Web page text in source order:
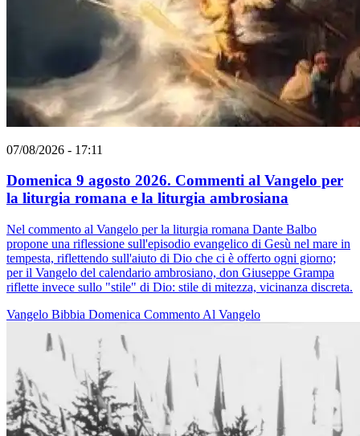
07/08/2026 - 17:11
Domenica 9 agosto 2026. Commenti al Vangelo per
la liturgia romana e la liturgia ambrosiana
Nel commento al Vangelo per la liturgia romana Dante Balbo
propone una riflessione sull'episodio evangelico di Gesù nel mare in
tempesta, riflettendo sull'aiuto di Dio che ci è offerto ogni giorno;
per il Vangelo del calendario ambrosiano, don Giuseppe Grampa
riflette invece sullo "stile" di Dio: stile di mitezza, vicinanza discreta.
Vangelo Bibbia Domenica Commento Al Vangelo